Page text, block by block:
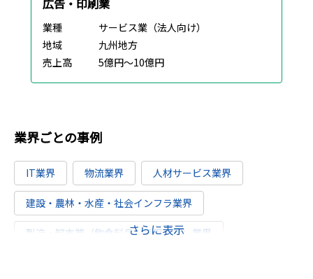
広告・印刷業
業種
サービス業（法人向け）
地域
九州地方
売上高
5億円～10億円
業界ごとの事例
IT業界 物流業界 人材サービス業界
建設・農林・水産・社会インフラ業界
製造・卸売業（飲食料品・日用品等）業界
さらに表示